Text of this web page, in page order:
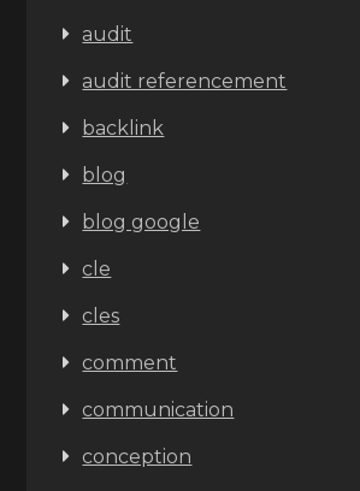
audit
audit referencement
backlink
blog
blog google
cle
cles
comment
communication
conception